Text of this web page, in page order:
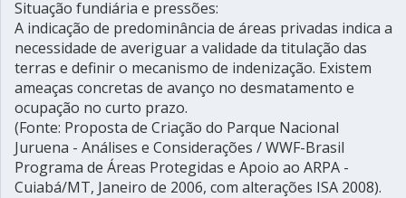
Situação fundiária e pressões:
A indicação de predominância de áreas privadas indica a
necessidade de averiguar a validade da titulação das
terras e definir o mecanismo de indenização. Existem
ameaças concretas de avanço no desmatamento e
ocupação no curto prazo.
(Fonte: Proposta de Criação do Parque Nacional
Juruena - Análises e Considerações / WWF-Brasil
Programa de Áreas Protegidas e Apoio ao ARPA -
Cuiabá/MT, Janeiro de 2006, com alterações ISA 2008).